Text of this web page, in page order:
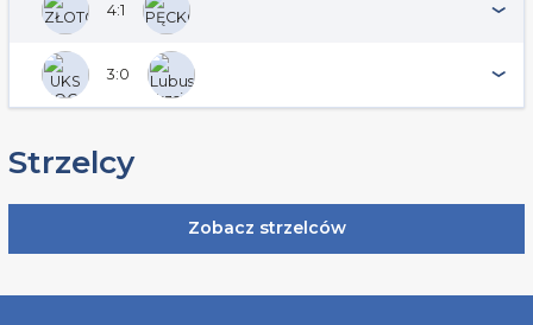
4:1
3:0
Strzelcy
Zobacz strzelców